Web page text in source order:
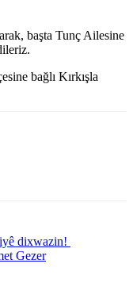
başta Tunç Ailesine
bağlı Kırkışla
dixwazin!
Gezer